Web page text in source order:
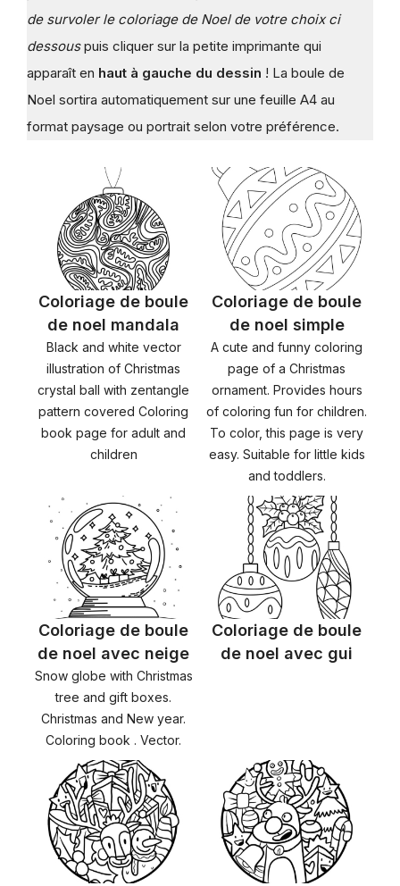
de survoler le coloriage de Noel de votre choix ci
dessouspuis cliquer sur la petite imprimante qui
apparaît en haut à gauche du dessin ! La boule de
Noel sortira automatiquement sur une feuille A4 au
format paysage ou portrait selon votre préférence.
Coloriage de boule
de noel mandala
Black and white vector
illustration of Christmas
crystal ball with zentangle
pattern covered Coloring
book page for adult and
children
Coloriage de boule
de noel simple
A cute and funny coloring
page of a Christmas
ornament. Provides hours
of coloring fun for children.
To color, this page is very
easy. Suitable for little kids
and toddlers.
Coloriage de boule
de noel avec neige
Snow globe with Christmas
tree and gift boxes.
Christmas and New year.
Coloring book . Vector.
Coloriage de boule
de noel avec gui